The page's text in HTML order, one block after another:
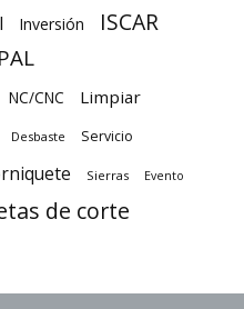
Inversión ISCAR
NC/CNC Limpiar
Desbaste Servicio
Sierras Evento
de corte